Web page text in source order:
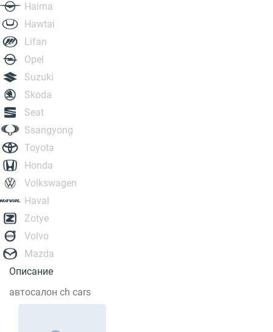
Haima
Hawtai
Lifan
Opel
Suzuki
Skoda
Seat
Ssangyong
Toyota
Honda
Volkswagen
Haval
Zotye
Volvo
Mazda
Описание
автосалон ch cars